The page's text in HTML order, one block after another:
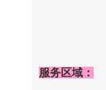
服务区域：